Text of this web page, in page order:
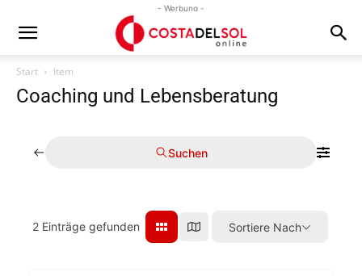
- Werbung -
Start Item
Coaching und Lebensberatung
Suchen
2 Einträge gefunden Sortiere Nach